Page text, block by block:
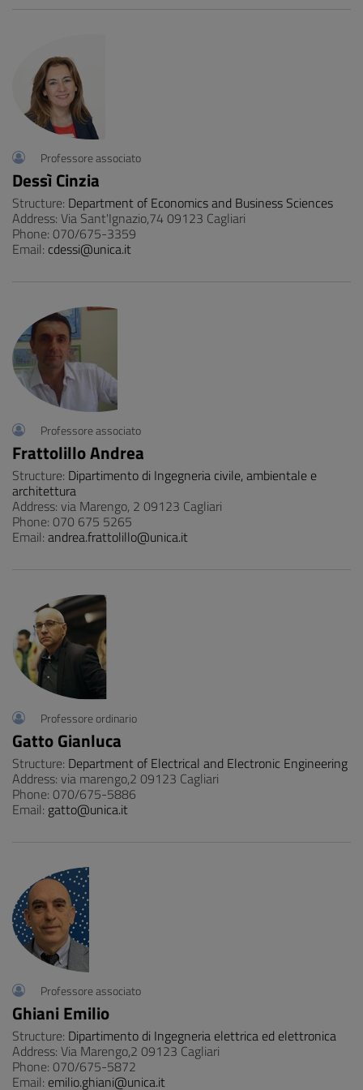
Professore associato
Dessì Cinzia
Structure: Department of Economics and Business Sciences
Address: Via Sant'Ignazio,74 09123 Cagliari
Phone: 070/675-3359
Email: cdessi@unica.it
Professore associato
Frattolillo Andrea
Structure: Dipartimento di Ingegneria civile, ambientale e
architettura
Address: via Marengo, 2 09123 Cagliari
Phone: 070 675 5265
Email: andrea.frattolillo@unica.it
Professore ordinario
Gatto Gianluca
Structure: Department of Electrical and Electronic Engineering
Address: via marengo,2 09123 Cagliari
Phone: 070/675-5886
Email: gatto@unica.it
Professore associato
Ghiani Emilio
Structure: Dipartimento di Ingegneria elettrica ed elettronica
Address: Via Marengo,2 09123 Cagliari
Phone: 070/675-5872
Email: emilio.ghiani@unica.it